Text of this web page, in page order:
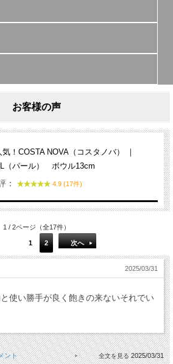
お客様の声
！COSTA NOVA（コスタノバ） ｜
（パール） ボウル13cm
： 4.9 (17件)
1 / 2ページ（全17件）
1 2 次へ
2025/03/31
使い勝手が良く飽きの来ないそれでい
ント 2025/03/31